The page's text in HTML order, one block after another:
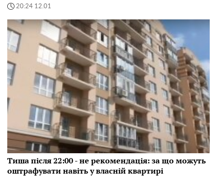
20:24 12.01
Тиша після 22:00 - не рекомендація: за що можуть
оштрафувати навіть у власній квартирі